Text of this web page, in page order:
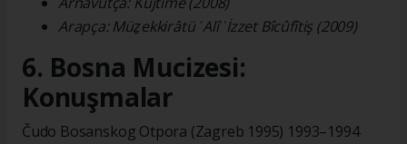
Arapça: Müẕekkirâtü ʿAlî ʿİzzet Bîcûfîtiş (2009)
6. Bosna Mucizesi:
Konuşmalar
Čudo Bosanskog Otpora (Zagreb 1995) 1993–1994